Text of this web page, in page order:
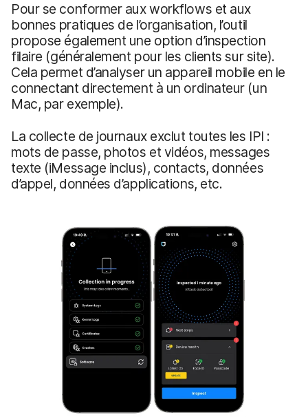
Pour se conformer aux workflows et aux
bonnes pratiques de l’organisation, l’outil
propose également une option d’inspection
filaire (généralement pour les clients sur site).
Cela permet d’analyser un appareil mobile en le
connectant directement à un ordinateur (un
Mac, par exemple).
La collecte de journaux exclut toutes les IPI :
mots de passe, photos et vidéos, messages
texte (iMessage inclus), contacts, données
d’appel, données d’applications, etc.